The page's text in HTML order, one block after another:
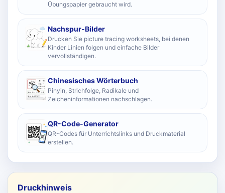
Übungspapier gebraucht wird.
Nachspur-Bilder
Drucken Sie picture tracing worksheets, bei denen
Kinder Linien folgen und einfache Bilder
vervollständigen.
Chinesisches Wörterbuch
Pinyin, Strichfolge, Radikale und
Zeicheninformationen nachschlagen.
QR-Code-Generator
QR-Codes für Unterrichtslinks und Druckmaterial
erstellen.
Druckhinweis